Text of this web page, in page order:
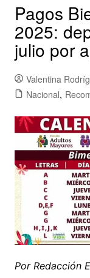
Pagos
2025:
julio por
Valentina
Nacional,
Por Redacción